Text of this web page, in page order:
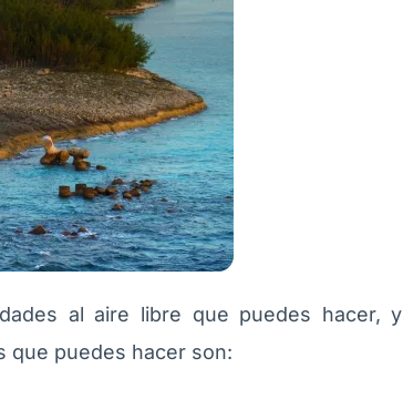
al aire libre que puedes hacer, y
que puedes hacer son: